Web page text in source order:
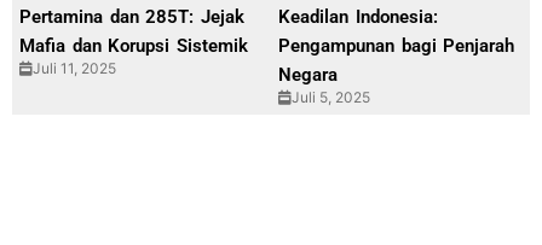
Pertamina dan 285T: Jejak
Mafia dan Korupsi Sistemik
Juli 11, 2025
Keadilan Indonesia:
Pengampunan bagi Penjarah
Negara
Juli 5, 2025